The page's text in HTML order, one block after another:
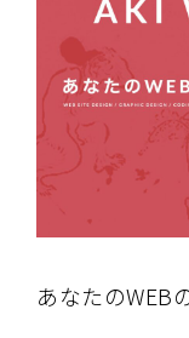
あなたのWEB